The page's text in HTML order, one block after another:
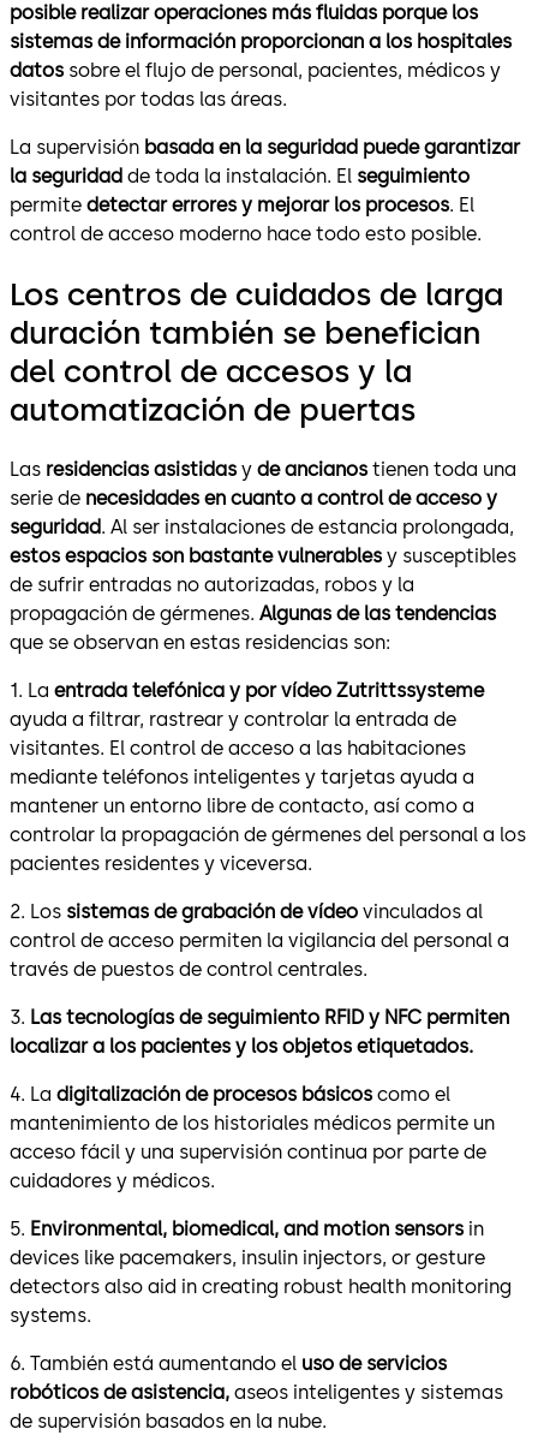
posible realizar operaciones más fluidas porque los
sistemas de información proporcionan a los hospitales
datos sobre el flujo de personal, pacientes, médicos y
visitantes por todas las áreas.
La supervisión basada en la seguridad puede garantizar
la seguridad de toda la instalación. El seguimiento
permite detectar errores y mejorar los procesos. El
control de acceso moderno hace todo esto posible.
Los centros de cuidados de larga
duración también se benefician
del control de accesos y la
automatización de puertas
Las residencias asistidas y de ancianos tienen toda una
serie de necesidades en cuanto a control de acceso y
seguridad. Al ser instalaciones de estancia prolongada,
estos espacios son bastante vulnerables y susceptibles
de sufrir entradas no autorizadas, robos y la
propagación de gérmenes. Algunas de las tendencias
que se observan en estas residencias son:
1. La entrada telefónica y por vídeo Zutrittssysteme
ayuda a filtrar, rastrear y controlar la entrada de
visitantes. El control de acceso a las habitaciones
mediante teléfonos inteligentes y tarjetas ayuda a
mantener un entorno libre de contacto, así como a
controlar la propagación de gérmenes del personal a los
pacientes residentes y viceversa.
2. Los sistemas de grabación de vídeo vinculados al
control de acceso permiten la vigilancia del personal a
través de puestos de control centrales.
3. Las tecnologías de seguimiento RFID y NFC permiten
localizar a los pacientes y los objetos etiquetados.
4. La digitalización de procesos básicos como el
mantenimiento de los historiales médicos permite un
acceso fácil y una supervisión continua por parte de
cuidadores y médicos.
5. Environmental, biomedical, and motion sensors in
devices like pacemakers, insulin injectors, or gesture
detectors also aid in creating robust health monitoring
systems.
6. También está aumentando el uso de servicios
robóticos de asistencia, aseos inteligentes y sistemas
de supervisión basados en la nube.